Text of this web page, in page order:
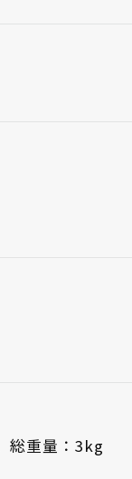
総重量：3kg